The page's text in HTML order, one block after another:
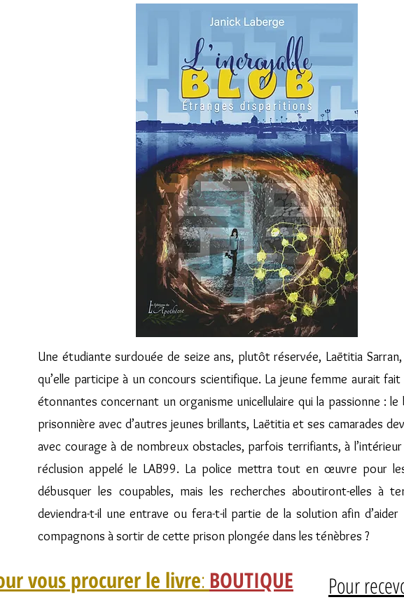
Trouvez votre inspiration
Une étudiante surdouée de seize ans, plutôt réservée, Laëtitia
qu’elle participe à un concours scientifique. La jeune femme aurait
étonnantes concernant un organisme unicellulaire qui la passionne : le
prisonnière avec d’autres jeunes brillants, Laëtitia et ses camarades
avec courage à de nombreux obstacles, parfois terrifiants, à
réclusion appelé le LAB99. La police mettra tout en œuvre pour
débusquer les coupables, mais les recherches aboutiront-elles à
deviendra-t-il une entrave ou fera-t-il partie de la solution afin
compagnons à sortir de cette prison plongée dans les ténèbres ?
vous procurer le livre: BOUTIQUE Pour